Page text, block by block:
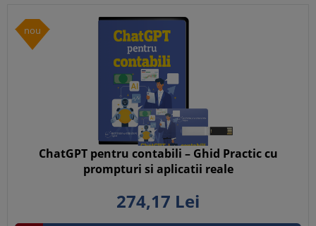
nou
ChatGPT pentru contabili – Ghid Practic cu
prompturi si aplicatii reale
274,17 Lei